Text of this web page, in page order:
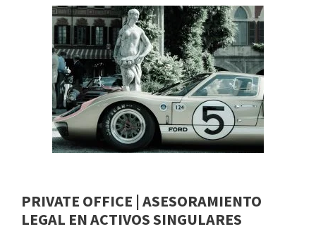
PRIVATE OFFICE | ASESORAMIENTO
LEGAL EN ACTIVOS SINGULARES